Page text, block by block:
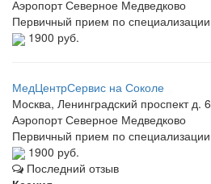
АэропортСеверное Медведково
Первичный прием по специализации
1900 руб.
МедЦентрСервис на Соколе
Москва, Ленинградский проспект д.
АэропортСеверное Медведково
Первичный прием по специализации
1900 руб.
Последний отзыв